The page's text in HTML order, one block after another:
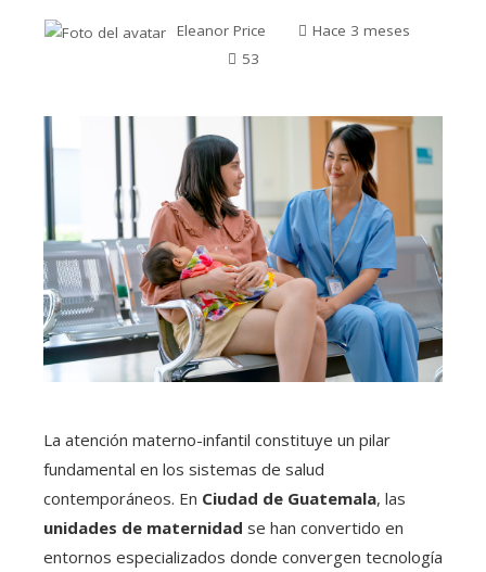
Eleanor Price
Hace 3 meses
53
La atención materno-infantil constituye un pilar
fundamental en los sistemas de salud
contemporáneos. En Ciudad de Guatemala, las
unidades de maternidad se han convertido en
entornos especializados donde convergen tecnología